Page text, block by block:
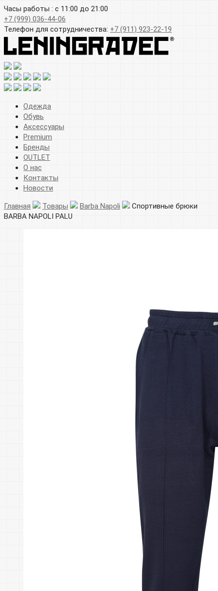
Часы работы : с 11:00 до 21:00
+7 (999) 036-44-06
Телефон для сотрудничества: +7 (911) 923-22-19
Одежда
Обувь
Аксессуары
Premium
Бренды
OUTLET
О нас
Контакты
Новости
Главная Товары Barba Napoli
Спортивные брюки
BARBA NAPOLI PALU